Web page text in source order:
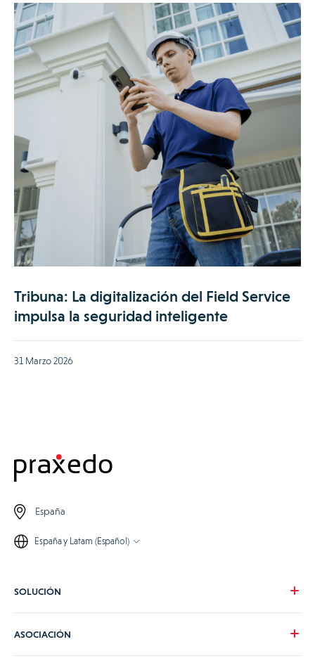
Tribuna: La digitalización del Field Service
impulsa la seguridad inteligente
31 Marzo 2026
España
España y Latam (Español)
SOLUCIÓN
ASOCIACIÓN